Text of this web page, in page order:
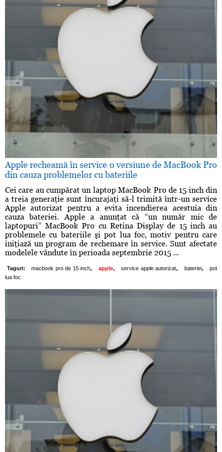
Apple recheamă în service o versiune de MacBook Pro
din cauza problemelor cu bateriile
Cei care au cumpărat un laptop MacBook Pro de 15 inch din
a treia generaţie sunt încurajaţi să-l trimită într-un service
Apple autorizat pentru a evita incendierea acestuia din
cauza bateriei. Apple a anunţat că “un număr mic de
laptopuri” MacBook Pro cu Retina Display de 15 inch au
problemele cu bateriile şi pot lua foc, motiv pentru care
iniţiază un program de rechemare în service. Sunt afectate
modelele vândute în perioada septembrie 2015 ...
Taguri: macbook pro de 15 inch, apple, service apple autorizat, bateriei,
pot
lua foc